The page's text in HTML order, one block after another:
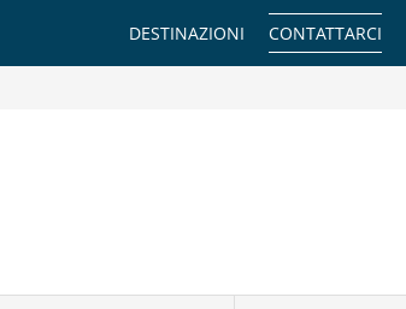
CONTATTARCI
DESTINAZIONI